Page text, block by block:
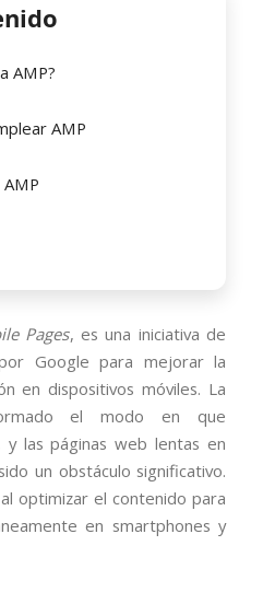
AMP?
AMP
Pages, es una iniciativa de
Google para mejorar la
en dispositivos móviles. La
el modo en que
y las páginas web lentas en
un obstáculo significativo.
optimizar el contenido para
en smartphones y